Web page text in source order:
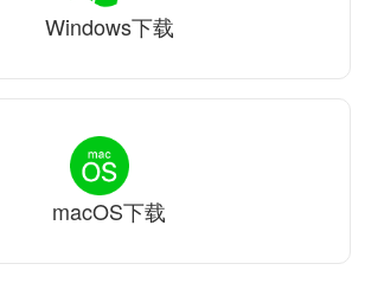
Windows下载
macOS下载